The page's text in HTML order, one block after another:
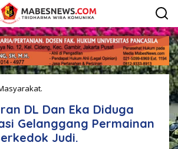
s
i
a
DL Dan Eka Diduga
Gelanggang Permainan
Judi.